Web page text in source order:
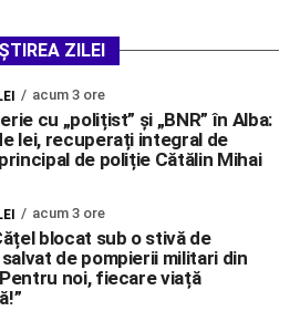
ȘTIREA ZILEI
acum 3 ore
cu „polițist” și „BNR” în Alba:
lei, recuperați integral de
de poliție Cătălin Mihai
acum 3 ore
blocat sub o stivă de
de pompierii militari din
noi, fiecare viață